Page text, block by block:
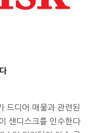
드디어 매물과 관련된
샌디스크를 인수한다